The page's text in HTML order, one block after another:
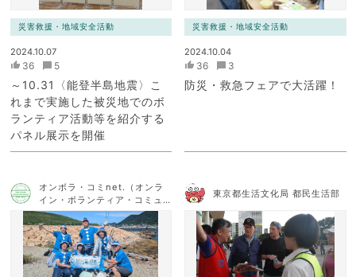
災害救援・地域安全活動
2024.10.07
36 5
～10.31〈能登半島地震〉こ
れまで実施した被災地でのボ
ランティア活動等を紹介する
パネル展示を開催
災害救援・地域安全活動
2024.10.04
36 3
防災・救急フェアで大活躍！
オンボラ・コミnet.（オンラ
イン・ボランティア・コミュ
ニケーション・ネットワー
ク）
東京都生活文化局 都民生活部